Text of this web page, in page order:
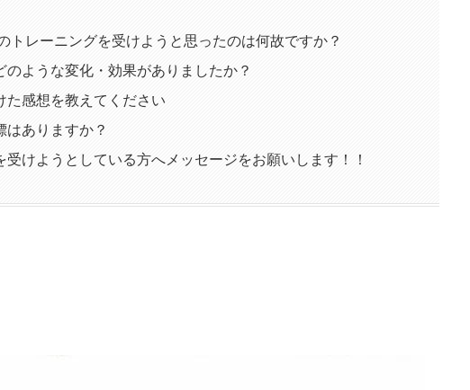
トレーニングを受けようと思ったのは何故ですか？
ような変化・効果がありましたか？
た感想を教えてください
はありますか？
けようとしている方へメッセージをお願いします！！